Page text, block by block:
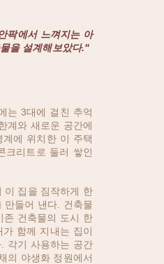
팍에서 느껴지는 아
을 설계해보았다."
는 3대에 걸친 추억
계와 새로운 공간에
에 위치한 이 주택
크리트로 둘러 쌓인
이 집을 짐작하게 한
만들어 낸다. 건축물
존 건축물의 도시 한
함께 지내는 집이
각기 사용하는 공간
의 야생화 정원에서